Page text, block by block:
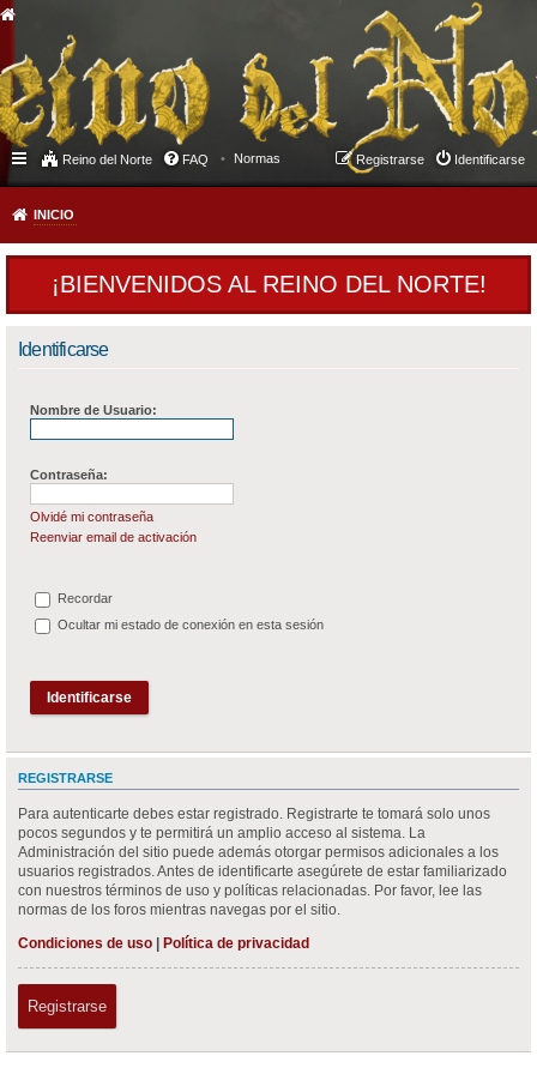
Reino del Norte FAQ Normas Identificarse
Registrarse
INICIO
¡BIENVENIDOS AL REINO DEL NORTE!
Identificarse
Nombre de Usuario:
Contraseña:
Olvidé mi contraseña
Reenviar email de activación
Recordar
Ocultar mi estado de conexión en esta sesión
REGISTRARSE
Para autenticarte debes estar registrado. Registrarte te tomará solo unos
pocos segundos y te permitirá un amplio acceso al sistema. La
Administración del sitio puede además otorgar permisos adicionales a los
usuarios registrados. Antes de identificarte asegúrete de estar familiarizado
con nuestros términos de uso y políticas relacionadas. Por favor, lee las
normas de los foros mientras navegas por el sitio.
Condiciones de uso
Política de privacidad
Registrarse